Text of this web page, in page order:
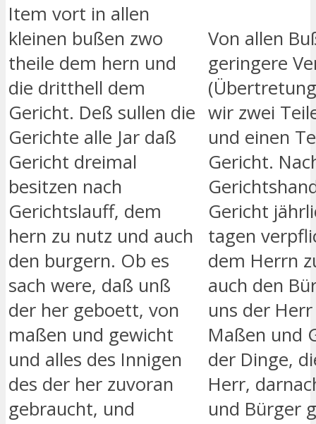
Item vort in allen
kleinen bußen zwo
theile dem hern und
die dritthell dem
Gericht. Deß sullen die
Gerichte alle Jar daß
Gericht dreimal
besitzen nach
Gerichtslauff, dem
hern zu nutz und auch
den burgern. Ob es
sach were, daß unß
der her geboett, von
maßen und gewicht
und alles des Innigen
des der her zuvoran
gebraucht, und
Von allen
geringere
wir zwei
und einen
Gericht.
Gericht
tagen
dem Herrn
auch den
uns der
Maßen und
der Dinge,
Herr,
und Bürger